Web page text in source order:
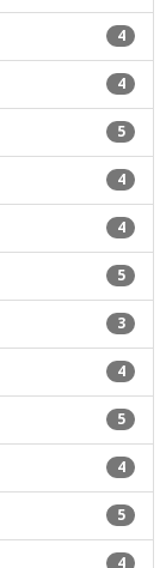
4
4
5
4
4
5
3
4
5
4
5
4